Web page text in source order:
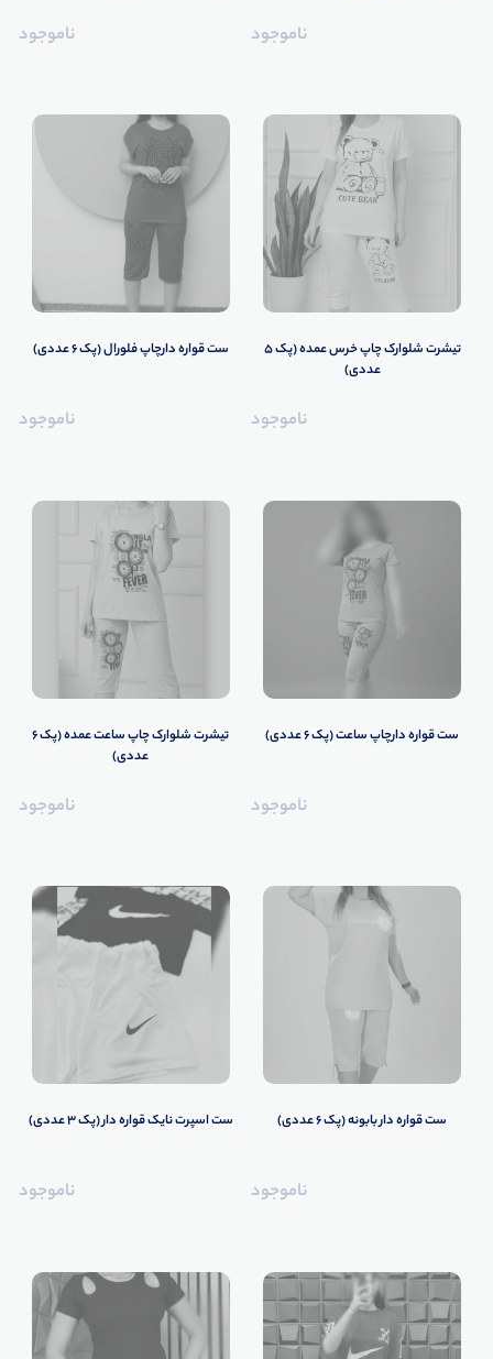
ناموجود ناموجود
تیشرت شلوارک چاپ خرس عمده (پک 5
عددی)
ناموجود
ست قواره دارچاپ فلورال (پک 6 عددی)
ناموجود
ست قواره دارچاپ ساعت (پک 6 عددی)
ناموجود
تیشرت شلوارک چاپ ساعت عمده (پک 6
عددی)
ناموجود
ست قواره دار بابونه (پک 6 عددی)
ناموجود
ست اسپرت نایک قواره دار (پک 3 عددی)
ناموجود